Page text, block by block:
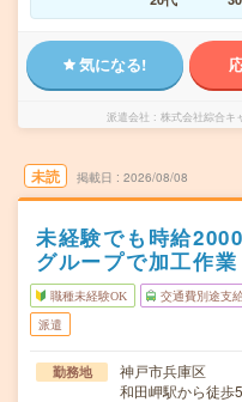
気になる!
派遣会社 株式会社綜合キ
未読 掲載日 2026/08/08
未経験でも時給
グループで加工作業
職種未経験OK 交通費別途支
派遣
勤務地
神戸市兵庫区
和田岬駅から徒歩